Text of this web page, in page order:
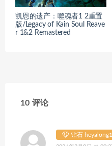
凯恩的遗产：噬魂者1 2重置
版/Legacy of Kain Soul Reave
r 1&2 Remastered
10 评论
钻石